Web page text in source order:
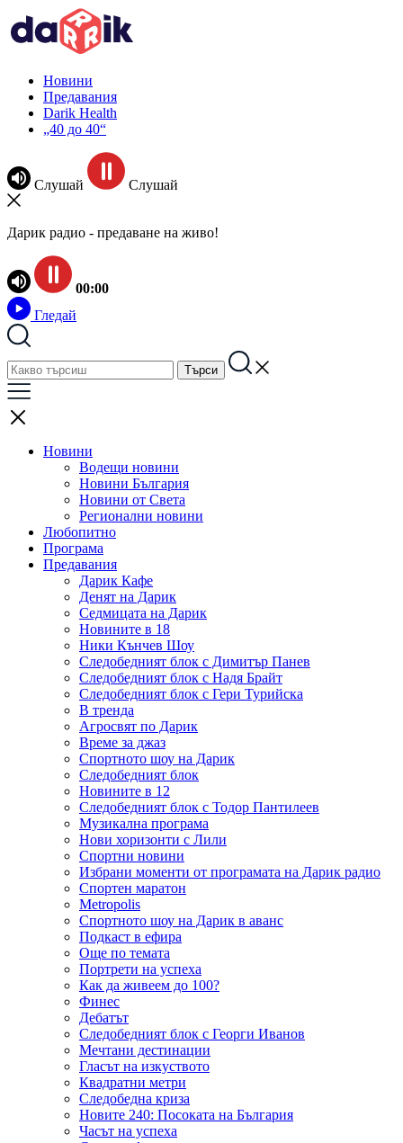
Новини
Предавания
Darik Health
„40 до 40“
Слушай Слушай
Дарик радио - предаване на живо!
00:00
Гледай
Новини
Водещи новини
Новини България
Новини от Света
Регионални новини
Любопитно
Програма
Предавания
Дарик Кафе
Денят на Дарик
Седмицата на Дарик
Новините в 18
Ники Кънчев Шоу
Следобедният блок с Димитър Панев
Следобедният блок с Надя Брайт
Следобедният блок с Гери Турийска
В тренда
Агросвят по Дарик
Време за джаз
Спортното шоу на Дарик
Следобедният блок
Новините в 12
Следобедният блок с Тодор Пантилеев
Музикална програма
Нови хоризонти с Лили
Спортни новини
Избрани моменти от програмата на Дарик радио
Спортен маратон
Metropolis
Спортното шоу на Дарик в аванс
Подкаст в ефира
Още по темата
Портрети на успеха
Как да живеем до 100?
Финес
Дебатът
Следобедният блок с Георги Иванов
Мечтани дестинации
Гласът на изкуството
Квадратни метри
Следобедна криза
Новите 240: Посоката на България
Часът на успеха